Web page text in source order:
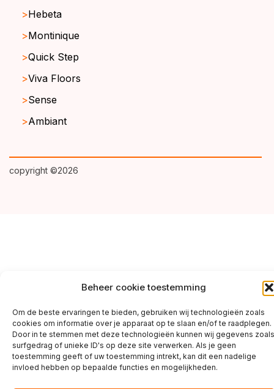
Beheer cookie toestemming
Om de beste ervaringen te bieden, gebruiken wij technologieën zoals
cookies om informatie over je apparaat op te slaan en/of te raadplegen.
Door in te stemmen met deze technologieën kunnen wij gegevens zoals
surfgedrag of unieke ID's op deze site verwerken. Als je geen
toestemming geeft of uw toestemming intrekt, kan dit een nadelige
invloed hebben op bepaalde functies en mogelijkheden.
Hebeta
Montinique
Quick Step
Viva Floors
Sense
Ambiant
copyright ©2026